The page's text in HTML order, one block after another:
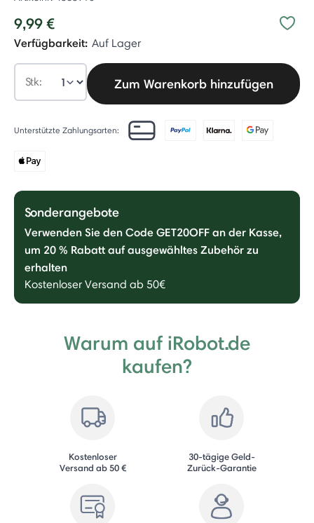
9,99 €
Verfügbarkeit: Auf Lager
Stk: Zum Warenkorb hinzufügen
Unterstützte Zahlungsarten:
Sonderangebote
Verwenden Sie den Code GET20OFF an der Kasse,
um 20 % Rabatt auf ausgewähltes Zubehör zu
erhalten
Kostenloser Versand ab 50€
Warum auf iRobot.de
kaufen?
Kostenloser
Versand ab 50 €
30-tägige Geld-
Zurück-Garantie